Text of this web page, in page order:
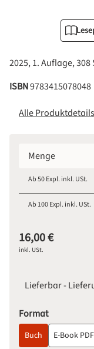
2025, 1. Auflage, 308
ISBN9783415078048
Alle Produktdetails
Menge
Ab50Expl. inkl. USt.
Ab 100Expl. inkl. USt.
16,00 €
inkl. USt.
Lieferbar -
Formatauswählen
Buch E-Book PDF